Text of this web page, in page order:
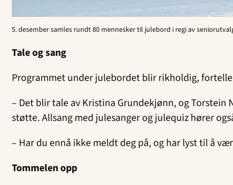
5. desember samles rundt 80 mennesker til julebord i regi av
Tale og sang
Programmet under julebordet blir rikholdig,
– Det blir tale av Kristina Grundekjønn, og Torstein
støtte. Allsang med julesanger og julequiz hører
– Har du ennå ikke meldt deg på, og har lyst til å
Tommelen opp